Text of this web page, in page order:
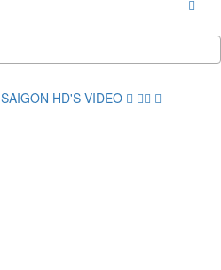
SAIGON HD'S VIDEO